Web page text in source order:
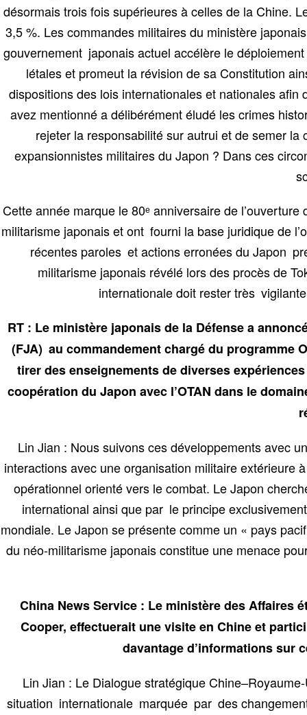
désormais trois fois supérieures à celles de la Chine.
3,5 %. Les commandes militaires du ministère
gouvernement japonais actuel accélère le
létales et promeut la révision de sa Constitution
dispositions des lois internationales et nationales afin
avez mentionné a délibérément éludé les crimes
rejeter la responsabilité sur autrui et de semer la
expansionnistes militaires du Japon ? Dans ces
Cette année marque le 80ᵉ anniversaire de
militarisme japonais et ont fourni la base juridique de
récentes paroles et actions erronées du Japon
militarisme japonais révélé lors des procès de
internationale doit rester très
RT : Le ministère japonais de la Défense a
(FJA) au commandement chargé du programme
tirer des enseignements de diverses
coopération du Japon avec l’OTAN dans le
Lin Jian : Nous suivons ces développements avec
interactions avec une organisation militaire extérieure
opérationnel orienté vers le combat. Le Japon
international ainsi que par le principe
mondiale. Le Japon se présente comme un « pays
du néo-militarisme japonais constitue une menace
China News Service : Le ministère des Affaires
Cooper, effectuerait une visite en Chine et
davantage d’informations sur
Lin Jian : Le Dialogue stratégique
situation internationale marquée par des